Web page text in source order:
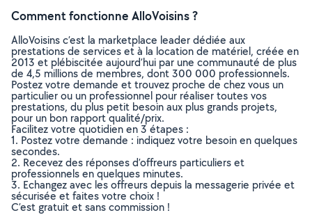
Comment fonctionne AlloVoisins ?
AlloVoisins c’est la marketplace leader dédiée aux
prestations de services et à la location de matériel, créée en
2013 et plébiscitée aujourd’hui par une communauté de plus
de 4,5 millions de membres, dont 300 000 professionnels.
Postez votre demande et trouvez proche de chez vous un
particulier ou un professionnel pour réaliser toutes vos
prestations, du plus petit besoin aux plus grands projets,
pour un bon rapport qualité/prix.
Facilitez votre quotidien en 3 étapes :
1. Postez votre demande : indiquez votre besoin en quelques
secondes.
2. Recevez des réponses d’offreurs particuliers et
professionnels en quelques minutes.
3. Echangez avec les offreurs depuis la messagerie privée et
sécurisée et faites votre choix !
C’est gratuit et sans commission !